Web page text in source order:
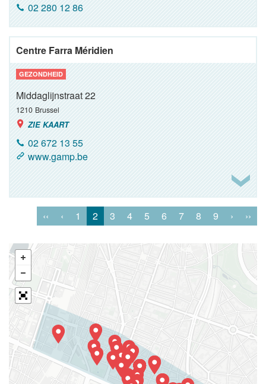
02 280 12 86
Centre Farra Méridien
GEZONDHEID
Middaglijnstraat 22
1210 Brussel
ZIE KAART
02 672 13 55
www.gamp.be
‹‹ ‹ 1 2 3 4 5 6 7 8 9 › ››